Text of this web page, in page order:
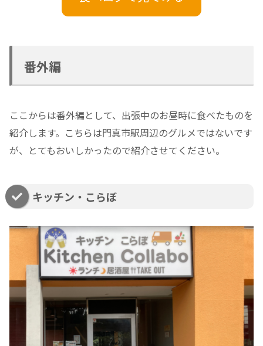
番外編
ここからは番外編として、出張中のお昼時に食べたものを
紹介します。こちらは門真市駅周辺のグルメではないです
が、とてもおいしかったので紹介させてください。
キッチン・こらぼ